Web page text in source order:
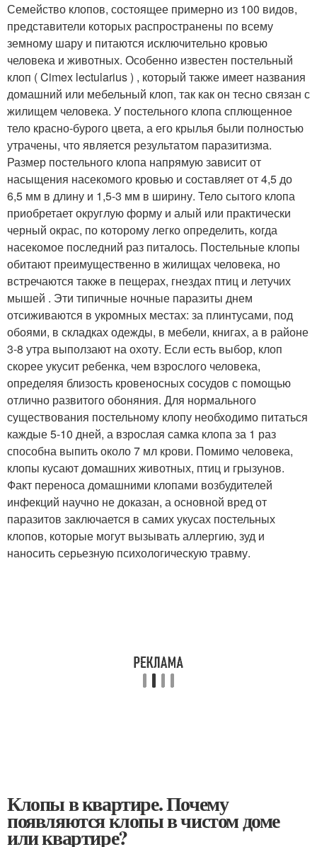
Семейство клопов, состоящее примерно из 100 видов,
представители которых распространены по всему
земному шару и питаются исключительно кровью
человека и животных. Особенно известен постельный
клоп ( Cimex lectularius ) , который также имеет названия
домашний или мебельный клоп, так как он тесно связан с
жилищем человека. У постельного клопа сплющенное
тело красно-бурого цвета, а его крылья были полностью
утрачены, что является результатом паразитизма.
Размер постельного клопа напрямую зависит от
насыщения насекомого кровью и составляет от 4,5 до
6,5 мм в длину и 1,5-3 мм в ширину. Тело сытого клопа
приобретает округлую форму и алый или практически
черный окрас, по которому легко определить, когда
насекомое последний раз питалось. Постельные клопы
обитают преимущественно в жилищах человека, но
встречаются также в пещерах, гнездах птиц и летучих
мышей . Эти типичные ночные паразиты днем
отсиживаются в укромных местах: за плинтусами, под
обоями, в складках одежды, в мебели, книгах, а в районе
3-8 утра выползают на охоту. Если есть выбор, клоп
скорее укусит ребенка, чем взрослого человека,
определяя близость кровеносных сосудов с помощью
отлично развитого обоняния. Для нормального
существования постельному клопу необходимо питаться
каждые 5-10 дней, а взрослая самка клопа за 1 раз
способна выпить около 7 мл крови. Помимо человека,
клопы кусают домашних животных, птиц и грызунов.
Факт переноса домашними клопами возбудителей
инфекций научно не доказан, а основной вред от
паразитов заключается в самих укусах постельных
клопов, которые могут вызывать аллергию, зуд и
наносить серьезную психологическую травму.
Клопы в квартире. Почему
появляются клопы в чистом доме
или квартире?